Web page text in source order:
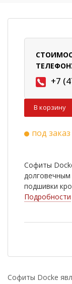
+7
В корзину
под заказ
Софиты
подшивки
Подробности
Софиты Docke